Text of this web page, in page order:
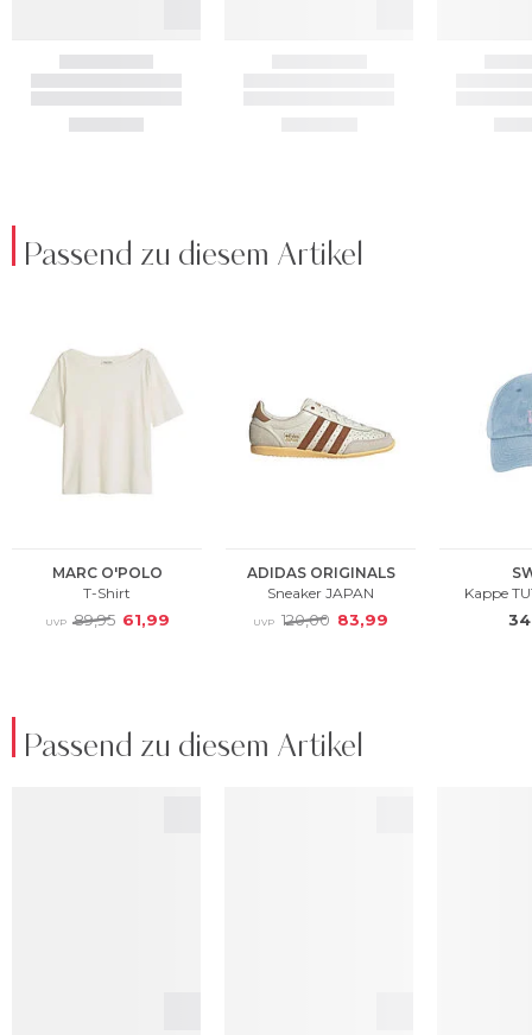
Passend zu diesem Artikel
Passend zu diesem Artikel